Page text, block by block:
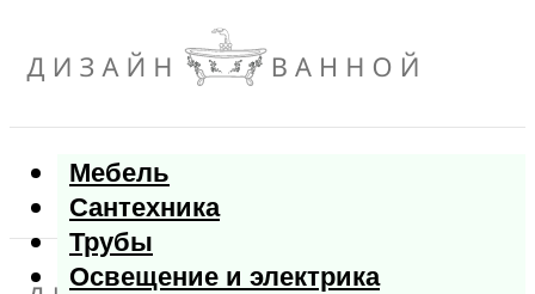
Мебель
Сантехника
Трубы
Освещение и электрика